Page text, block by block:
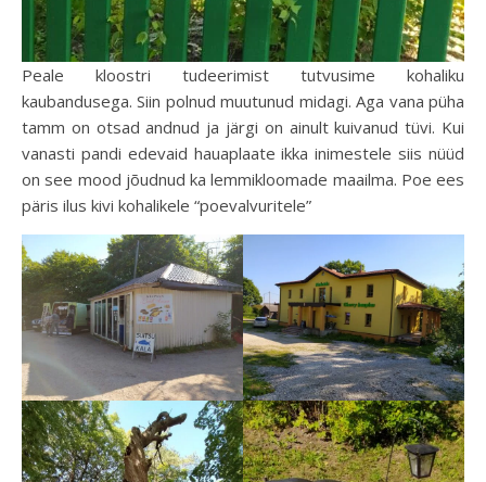
Peale kloostri tudeerimist tutvusime kohaliku
kaubandusega. Siin polnud muutunud midagi. Aga vana püha
tamm on otsad andnud ja järgi on ainult kuivanud tüvi. Kui
vanasti pandi edevaid hauaplaate ikka inimestele siis nüüd
on see mood jõudnud ka lemmikloomade maailma. Poe ees
päris ilus kivi kohalikele “poevalvuritele”